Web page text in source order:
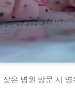
잦은 병원 방문 시